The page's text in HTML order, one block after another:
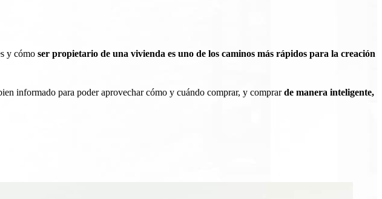
y cómo ser propietario de una vivienda es uno de los caminos más rápidos para la creación
informado para poder aprovechar cómo y cuándo comprar, y comprarde manera inteligente,